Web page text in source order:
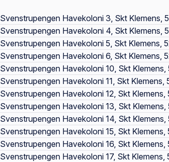
Offentlige ejendomssider
Svenstrupengen Havekoloni 3, Skt Klemens,
Svenstrupengen Havekoloni 4, Skt Klemens,
Svenstrupengen Havekoloni 5, Skt Klemens,
Svenstrupengen Havekoloni 6, Skt Klemens,
Svenstrupengen Havekoloni 10, Skt Klemens,
Svenstrupengen Havekoloni 11, Skt Klemens,
Svenstrupengen Havekoloni 12, Skt Klemens,
Svenstrupengen Havekoloni 13, Skt Klemens,
Svenstrupengen Havekoloni 14, Skt Klemens,
Svenstrupengen Havekoloni 15, Skt Klemens,
Svenstrupengen Havekoloni 16, Skt Klemens,
Svenstrupengen Havekoloni 17, Skt Klemens,